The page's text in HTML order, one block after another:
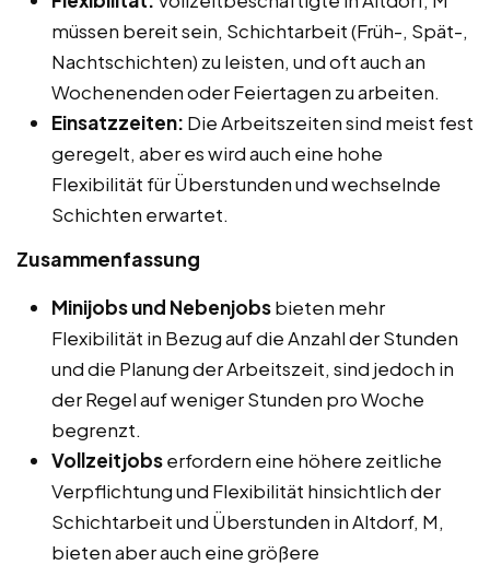
müssen bereit sein, Schichtarbeit (Früh-, Spät-,
Nachtschichten) zu leisten, und oft auch an
Wochenenden oder Feiertagen zu arbeiten.
Einsatzzeiten: Die Arbeitszeiten sind meist fest
geregelt, aber es wird auch eine hohe
Flexibilität für Überstunden und wechselnde
Schichten erwartet.
Zusammenfassung
Minijobs und Nebenjobsbieten mehr
Flexibilität in Bezug auf die Anzahl der Stunden
und die Planung der Arbeitszeit, sind jedoch in
der Regel auf weniger Stunden pro Woche
begrenzt.
Vollzeitjobserfordern eine höhere zeitliche
Verpflichtung und Flexibilität hinsichtlich der
Schichtarbeit und Überstunden in Altdorf, M,
bieten aber auch eine größere